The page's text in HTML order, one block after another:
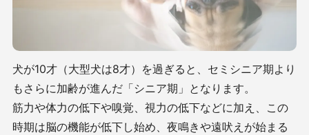
犬が10才（大型犬は8才）を過ぎると、セミシニア期より
もさらに加齢が進んだ「シニア期」となります。
筋力や体力の低下や嗅覚、視力の低下などに加え、この
時期は脳の機能が低下し始め、夜鳴きや遠吠えが始まる